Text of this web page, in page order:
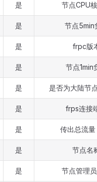
是 节点CPU
是 节点5min
是 frpc版
是 节点1min
是 是否为大陆节
是 frps连接
是 传出总流
是 节点名
是 节点管理